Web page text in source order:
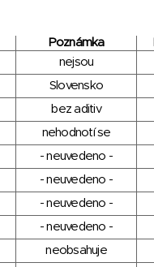
Poznámka
nejsou
Slovensko
bez aditiv
nehodnotí se
- neuvedeno -
- neuvedeno -
- neuvedeno -
- neuvedeno -
neobsahuje